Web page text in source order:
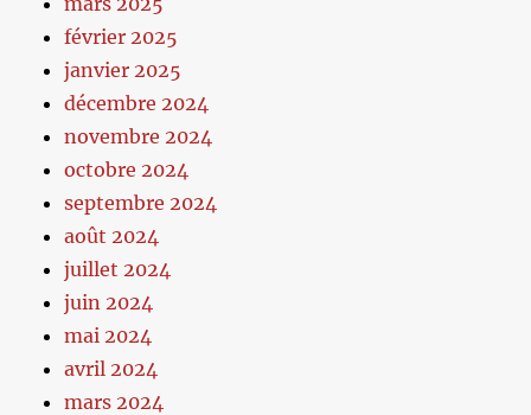
février 2025
janvier 2025
décembre 2024
novembre 2024
octobre 2024
septembre 2024
août 2024
juillet 2024
juin 2024
mai 2024
avril 2024
mars 2024